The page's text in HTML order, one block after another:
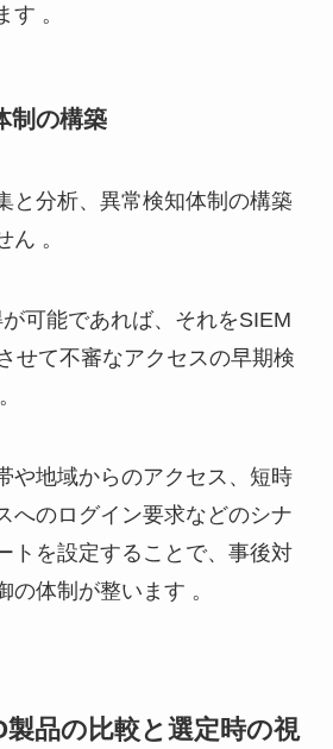
す 。
制の構築
と分析、異常検知体制の構築
ん 。
可能であれば、それをSIEM
せて不審なアクセスの早期検
や地域からのアクセス、短時
へのログイン要求などのシナ
トを設定することで、事後対
の体制が整います 。
品の比較と選定時の視